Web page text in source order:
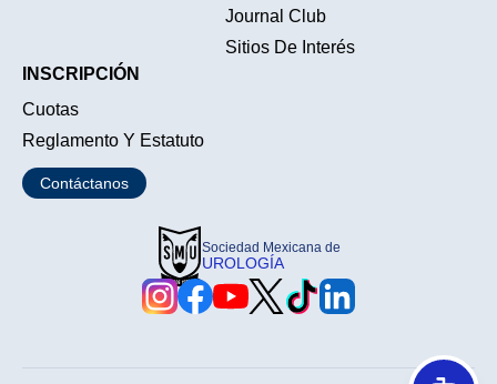
Sociedad Mexicana de
UROLOGÍA
Journal Club
Sitios De Interés
INSCRIPCIÓN
Cuotas
Reglamento Y Estatuto
Contáctanos